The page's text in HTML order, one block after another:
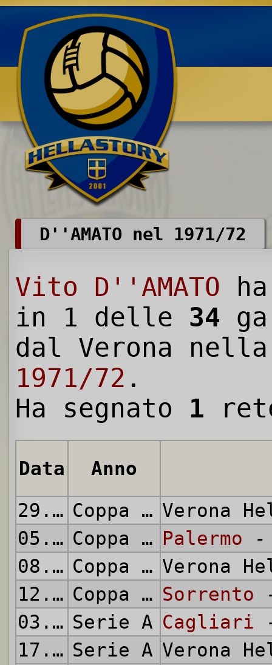
Benvenuti su HELLASTORY.net
D''AMATO nel 1971/72
Vito D''AMATO
in 1 delle 34
dal Verona
1971/72 .
Ha segnato 1
Data
Anno
29.08.1971
Coppa Italia Verona
05.09.1971
Coppa Italia Palermo -
08.09.1971
Coppa Italia Verona
12.09.1971
Coppa Italia Sorrento
03.10.1971 Serie A Cagliari
17.10.1971 Serie A Verona